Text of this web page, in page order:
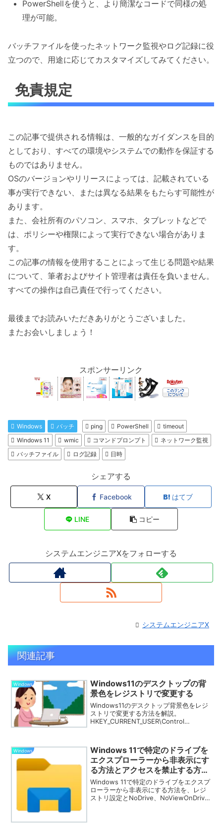
PowerShellを使うと、より簡潔なコードで同様の処
理が可能。
バッチファイルを使ったネットワーク監視やログ記録に役
立つので、用途に応じてカスタマイズしてみてください。
免責規定
この記事で提供される情報は、一般的なガイダンスを目的
としており、すべての環境やシステムでの動作を保証する
ものではありません。
OSのバージョンやリリースによっては、記載されている
事が実行できない、または異なる結果をもたらす可能性が
あります。
また、会社所有のパソコン、スマホ、タブレットなどで
は、ポリシーや権限によって実行できない場合がありま
す。
この記事の情報を使用することによって生じる問題や結果
について、筆者およびサイト管理者は責任を負いません。
すべての操作は自己責任で行ってください。
最後までお読みいただきありがとうございました。
またお会いしましょう！
スポンサーリンク
Windows バッチ ping PowerShell
timeout
Windows 11
wmic コマンドプロンプト
ネットワーク監視
バッチファイル
ログ記録 日時
シェアする
X Facebook はてブ
LINE コピー
システムエンジニアXをフォローする
システムエンジニアX
関連記事
Windows
Windows11のデスクトップの背
景色をレジストリで変更する
Windows11のデスクトップ背景色をレジ
ストリで変更する方法を解説。
HKEY_CURRENT_USER\Control
反映されない場合の確認点、会社PCでの
注意点を紹介します。
Windows
Windows 11で特定のドライブを
エクスプローラーから非表示にす
る方法とアクセスを禁止する方法
（レジストリ設定）
Windows 11で特定のドライブをエクスプ
ローラーから非表示にする方法を、レジ
ストリ設定とNoDrive、NoViewOnDrive